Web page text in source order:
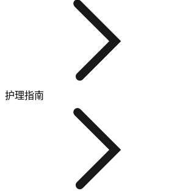
护理指南